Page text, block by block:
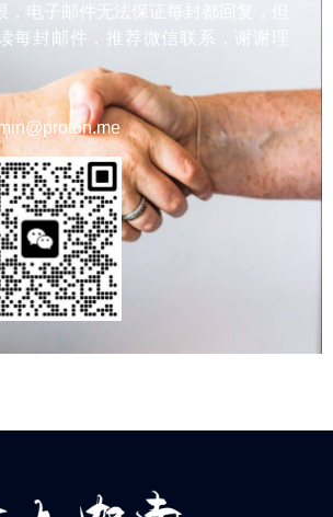
，电子邮件无法保证每封都回复，但
每封邮件，推荐微信联系，谢谢理